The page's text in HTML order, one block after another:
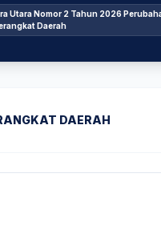
Utara Nomor 2 Tahun 2026
Daerah
DAERAH